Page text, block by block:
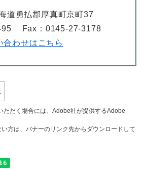
道勇払郡厚真町京町37
Fax：0145-27-3178
合わせはこちら
ただく場合には、Adobe社が提供するAdobe
方は、バナーのリンク先からダウンロードして